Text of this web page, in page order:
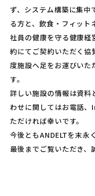
ず、システム構築に集中
る方と、飲食・フィット
社員の健康を守る健康経
約にてご契約いただく協
度施設へ足をお運びいた
す。
詳しい施設の情報は資料
わせに関してはお電話
ただければ幸いです。
今後ともANDELTを末永
最後までご覧いただき、